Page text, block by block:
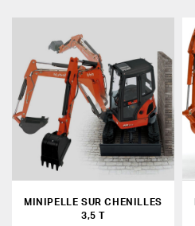
MINIPELLE SUR CHENILLES
3,5 T